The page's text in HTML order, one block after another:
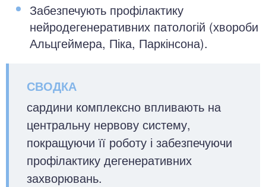
Забезпечують профілактику
нейродегенеративних патологій (хвороби
Альцгеймера, Піка, Паркінсона).
сардини комплексно впливають на
центральну нервову систему,
покращуючи її роботу і забезпечуючи
профілактику дегенеративних
захворювань.